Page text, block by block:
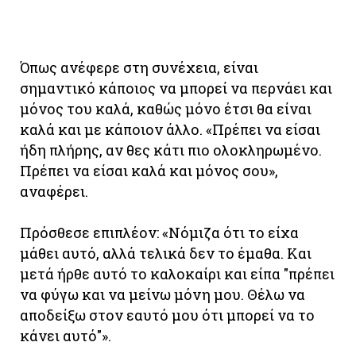
Όπως ανέφερε στη συνέχεια, είναι
σημαντικό κάποιος να μπορεί να περνάει και
μόνος του καλά, καθώς μόνο έτσι θα είναι
καλά και με κάποιον άλλο. «Πρέπει να είσαι
ήδη πλήρης, αν θες κάτι πιο ολοκληρωμένο.
Πρέπει να είσαι καλά και μόνος σου»,
αναφέρει.
Πρόσθεσε επιπλέον: «Νόμιζα ότι το είχα
μάθει αυτό, αλλά τελικά δεν το έμαθα. Και
μετά ήρθε αυτό το καλοκαίρι και είπα "πρέπει
να φύγω και να μείνω μόνη μου. Θέλω να
αποδείξω στον εαυτό μου ότι μπορεί να το
κάνει αυτό"».